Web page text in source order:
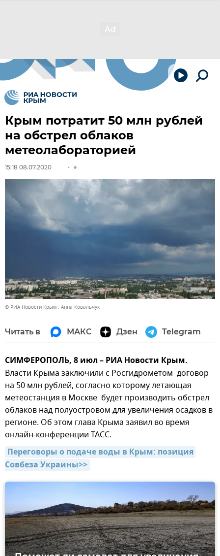
Крым потратит 50 млн рублей
на обстрел облаков
метеолабораторией
15:18 08.07.2020
© РИА Новости Крым . Анна Ковальчук
Читать в МАКС Дзен Telegram
СИМФЕРОПОЛЬ, 8 июл – РИА Новости Крым.
Власти Крыма заключили с Росгидрометом договор
на 50 млн рублей, согласно которому летающая
метеостанция в Москве будет производить обстрел
облаков над полуостровом для увеличения осадков в
регионе. Об этом глава Крыма заявил во время
онлайн-конференции ТАСС.
Переговоры о подаче воды в Крым: позиция
Совбеза Украины>>